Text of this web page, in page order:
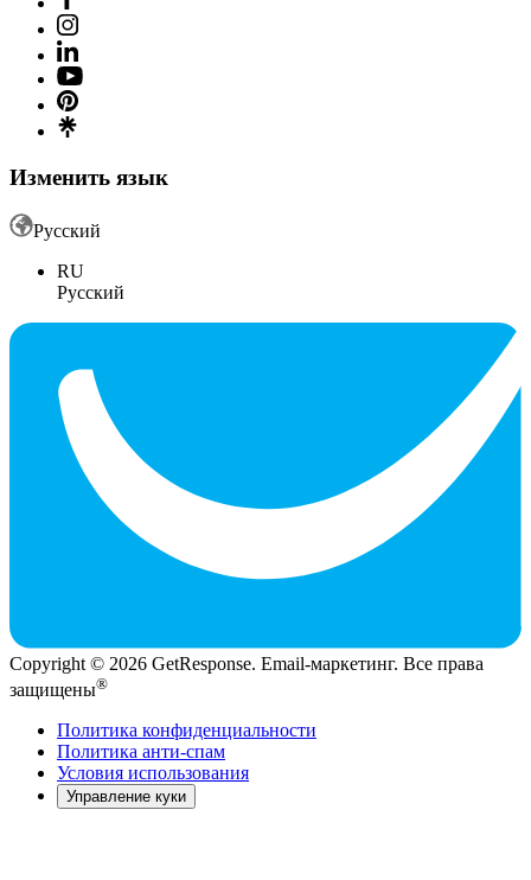
Изменить язык
Русский
RU
Русский
Copyright © 2026 GetResponse. Email-маркетинг. Все права
защищены®
Политика конфиденциальности
Политика анти-спам
Условия использования
Управление куки